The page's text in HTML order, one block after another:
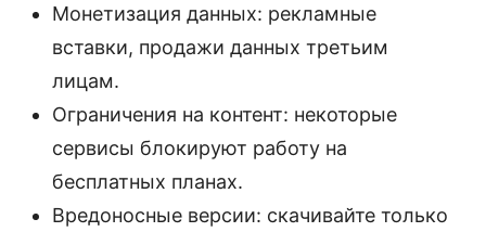
Монетизация данных: рекламные
вставки, продажи данных третьим
лицам.
Ограничения на контент: некоторые
сервисы блокируют работу на
бесплатных планах.
Вредоносные версии: скачивайте только